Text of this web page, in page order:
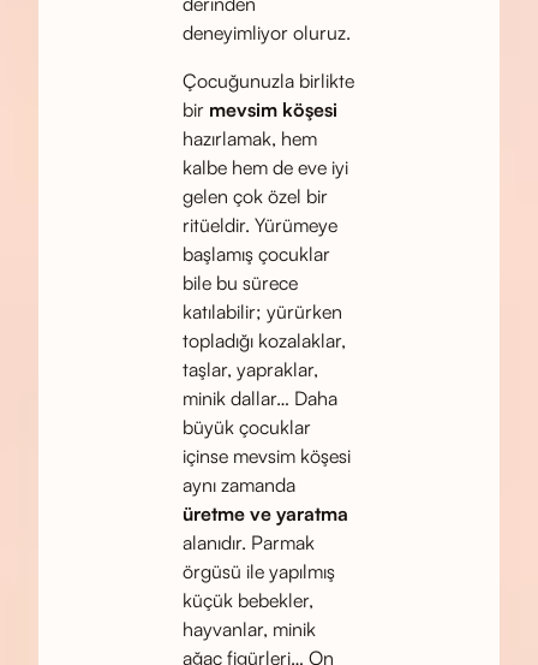
deneyimliyor oluruz.
Çocuğunuzla birlikte
bir mevsim köşesi
hazırlamak, hem
kalbe hem de eve iyi
gelen çok özel bir
ritüeldir. Yürümeye
başlamış çocuklar
bile bu sürece
katılabilir; yürürken
topladığı kozalaklar,
taşlar, yapraklar,
minik dallar… Daha
büyük çocuklar
içinse mevsim köşesi
aynı zamanda
üretme ve yaratma
alanıdır. Parmak
örgüsü ile yapılmış
küçük bebekler,
hayvanlar, minik
ağaç figürleri… On